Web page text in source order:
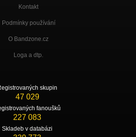
Kontakt
Podmínky používání
O Bandzone.cz
Loga a dtp.
skupin
47 029
fanoušků
227 083
Skladeb v databázi